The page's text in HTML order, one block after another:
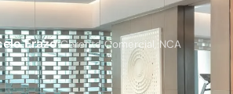
Erazo Gerente Comercial, NCA